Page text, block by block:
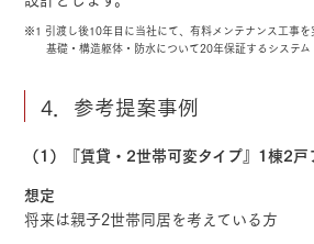
※1 引渡し後10年目に当社にて、有料メンテナンス工事
基礎・構造躯体・防水について20年保証するシステム
4．参考提案事例
（1）『賃貸・2世帯可変タイプ』1棟2戸
想定
将来は親子2世帯同居を考えている方